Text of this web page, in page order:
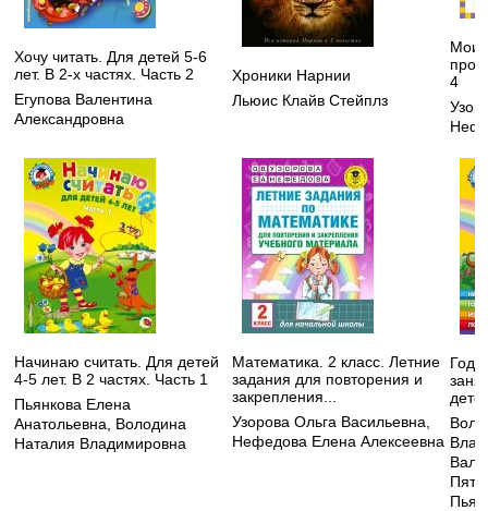
Хочу читать. Для детей 5-6
лет. В 2-х частях. Часть 2
Егупова Валентина
Александровна
Хроники Нарнии
Льюис Клайв Стейплз
Мои
4
Начинаю считать. Для детей
4-5 лет. В 2 частях. Часть 1
Пьянкова Елена
Анатольевна
Володина
Наталия Владимировна
Математика. 2 класс. Летние
задания для повторения и
закрепления...
Узорова Ольга Васильевна
Нефедова Елена Алексеевна